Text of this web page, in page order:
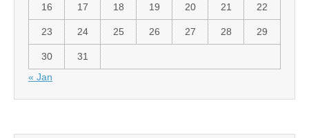
16 17 18 19 20 21 22
23 24 25 26 27 28 29
30
31
« Jan